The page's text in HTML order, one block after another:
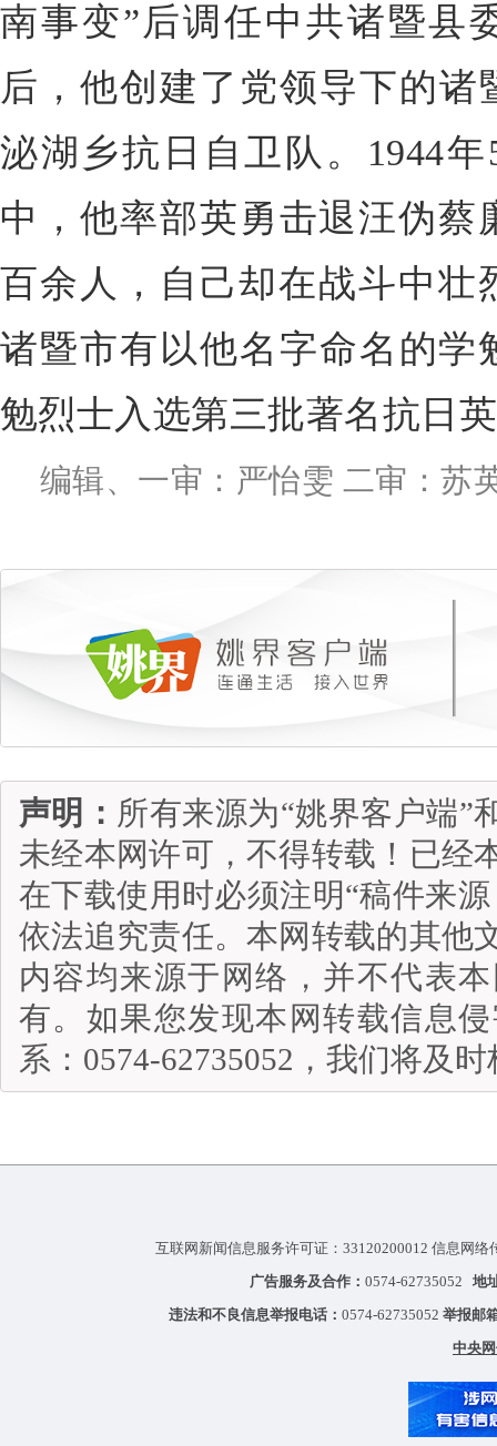
南事变”后调任中共诸暨县
后，他创建了党领导下的
泌湖乡抗日自卫队。1944
中，他率部英勇击退汪伪蔡
百余人，自己却在战斗中壮
诸暨市有以他名字命名的学
勉烈士入选第三批著名抗日
编辑、一审：严怡雯 二审：苏
声明： 所有来源为“姚界客户端”
未经本网许可，不得转载！已经
在下载使用时必须注明“稿件来
依法追究责任。本网转载的其他
内容均来源于网络，并不代表
有。如果您发现本网转载信息
系：0574-62735052，我们将及
互联网新闻信息服务许可证：33120200012 信息网
广告服务及合作：0574-62735052地
违法和不良信息举报电话： 0574-62735052 举报邮
中央